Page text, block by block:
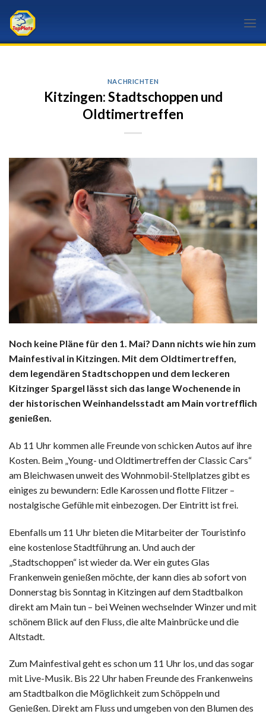
content
NACHRICHTEN
Kitzingen: Stadtschoppen und
Oldtimertreffen
Noch keine Pläne für den 1. Mai? Dann nichts wie hin zum
Mainfestival in Kitzingen. Mit dem Oldtimertreffen,
dem legendären Stadtschoppen und dem leckeren
Kitzinger Spargel lässt sich das lange Wochenende in
der historischen Weinhandelsstadt am Main vortrefflich
genießen.
Ab 11 Uhr kommen alle Freunde von schicken Autos auf ihre
Kosten. Beim „Young- und Oldtimertreffen der Classic Cars“
am Bleichwasen unweit des Wohnmobil-Stellplatzes gibt es
einiges zu bewundern: Edle Karossen und flotte Flitzer –
nostalgische Gefühle mit einbezogen. Der Eintritt ist frei.
Ebenfalls um 11 Uhr bieten die Mitarbeiter der Touristinfo
eine kostenlose Stadtführung an. Und auch der
„Stadtschoppen“ ist wieder da. Wer ein gutes Glas
Frankenwein genießen möchte, der kann dies ab sofort von
Donnerstag bis Sonntag in Kitzingen auf dem Stadtbalkon
direkt am Main tun – bei Weinen wechselnder Winzer und mit
schönem Blick auf den Fluss, die alte Mainbrücke und die
Altstadt.
Zum Mainfestival geht es schon um 11 Uhr los, und das sogar
mit Live-Musik. Bis 22 Uhr haben Freunde des Frankenweins
am Stadtbalkon die Möglichkeit zum Schöppeln und
Genießen. Direkt am Fluss und umgeben von den Blumen des